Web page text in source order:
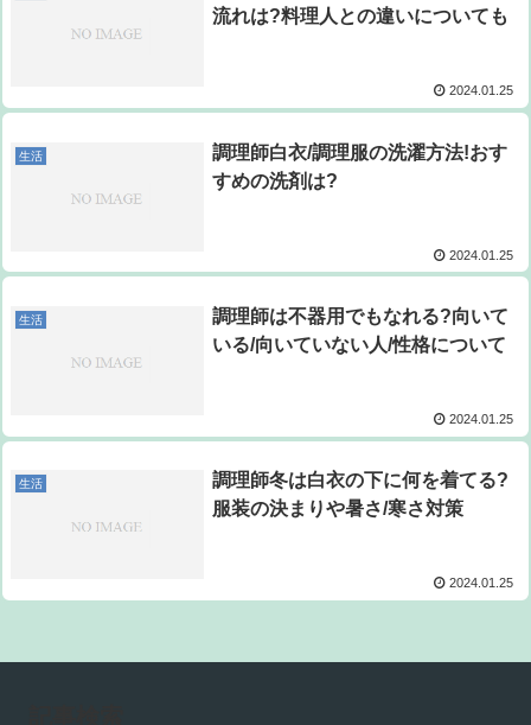
流れは?料理人との違いについても
2024.01.25
生活
調理師白衣/調理服の洗濯方法!おす
すめの洗剤は?
2024.01.25
生活
調理師は不器用でもなれる?向いて
いる/向いていない人/性格について
2024.01.25
生活
調理師冬は白衣の下に何を着てる?
服装の決まりや暑さ/寒さ対策
2024.01.25